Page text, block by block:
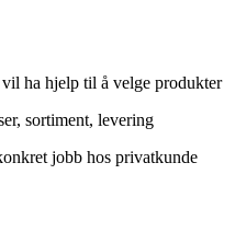
ha hjelp til å velge produkter
sortiment, levering
jobb hos privatkunde